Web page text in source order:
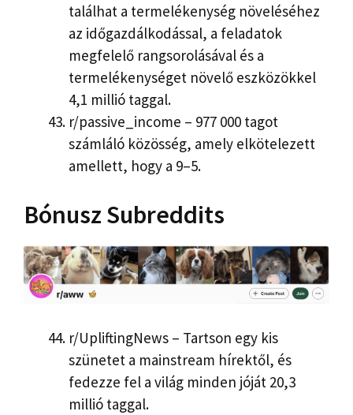
találhat a termelékenység növeléséhez
az időgazdálkodással, a feladatok
megfelelő rangsorolásával és a
termelékenységet növelő eszközökkel
4,1 millió taggal.
r/passive_income – 977 000 tagot
számláló közösség, amely elkötelezett
amellett, hogy a 9–5.
Bónusz Subreddits
r/UpliftingNews – Tartson egy kis
szünetet a mainstream hírektől, és
fedezze fel a világ minden jóját 20,3
millió taggal.